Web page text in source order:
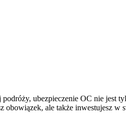
ubezpieczenie OC nie jest
obowiązek, ale także inwestujesz w